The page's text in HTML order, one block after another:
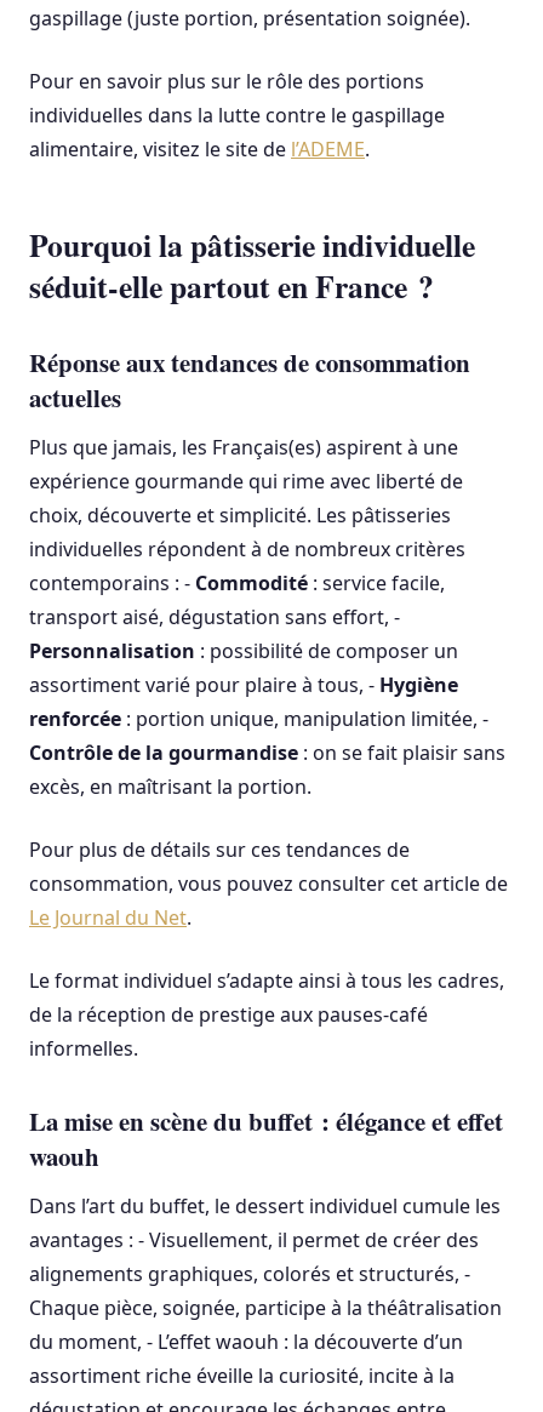
gaspillage (juste portion, présentation soignée).
Pour en savoir plus sur le rôle des portions
individuelles dans la lutte contre le gaspillage
alimentaire, visitez le site de l’ADEME.
Pourquoi la pâtisserie individuelle
séduit-elle partout en France ?
Réponse aux tendances de consommation
actuelles
Plus que jamais, les Français(es) aspirent à une
expérience gourmande qui rime avec liberté de
choix, découverte et simplicité. Les pâtisseries
individuelles répondent à de nombreux critères
contemporains : - Commodité : service facile,
transport aisé, dégustation sans effort, -
Personnalisation : possibilité de composer un
assortiment varié pour plaire à tous, - Hygiène
renforcée : portion unique, manipulation limitée, -
Contrôle de la gourmandise : on se fait plaisir sans
excès, en maîtrisant la portion.
Pour plus de détails sur ces tendances de
consommation, vous pouvez consulter cet article de
Le Journal du Net.
Le format individuel s’adapte ainsi à tous les cadres,
de la réception de prestige aux pauses-café
informelles.
La mise en scène du buffet : élégance et effet
waouh
Dans l’art du buffet, le dessert individuel cumule les
avantages : - Visuellement, il permet de créer des
alignements graphiques, colorés et structurés, -
Chaque pièce, soignée, participe à la théâtralisation
du moment, - L’effet waouh : la découverte d’un
assortiment riche éveille la curiosité, incite à la